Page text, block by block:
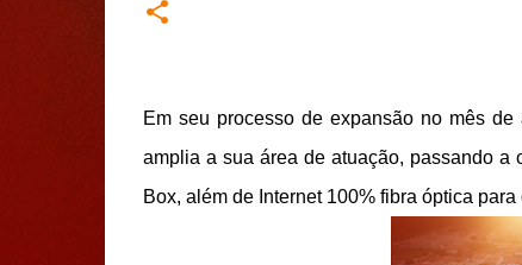
Em seu processo de expansão no mês
amplia a sua área de atuação, passando a
Box, além de Internet 100% fibra óptica